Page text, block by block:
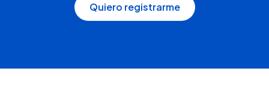
Quiero registrarme